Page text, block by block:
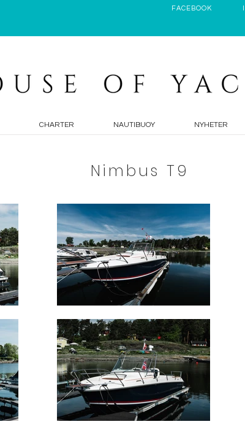
FACEBOOK
CHARTER NAUTIBUOY NYHETER
Nimbus T9